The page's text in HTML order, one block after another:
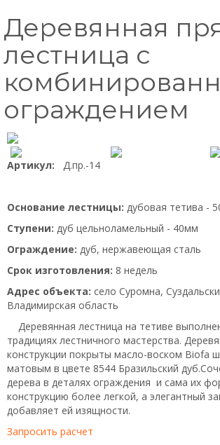
Деревянная
лестница с
ограждением
Артикул: Д.пр.-14
Основание лестницы: дубовая тетива -
Ступени: дуб цельноламельный - 40мм
Ограждение: дуб, нержавеющая сталь
Срок изготовления: 8 недель
Адрес объекта: село Суромна,
Владимирская область
Деревянная лестница на тетиве
традициях лестничного мастерства.
конструкции покрыты масло-воском Biofa
матовым в цвете 8544 Бразильский
дерева в деталях ограждения и сама их
конструкцию более легкой, а элегантный
добавляет ей изящности.
Запросить расчет